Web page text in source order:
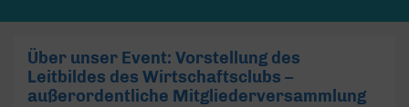
Über unser Event: Vorstellung des
Leitbildes des Wirtschaftsclubs –
außerordentliche Mitgliederversammlung